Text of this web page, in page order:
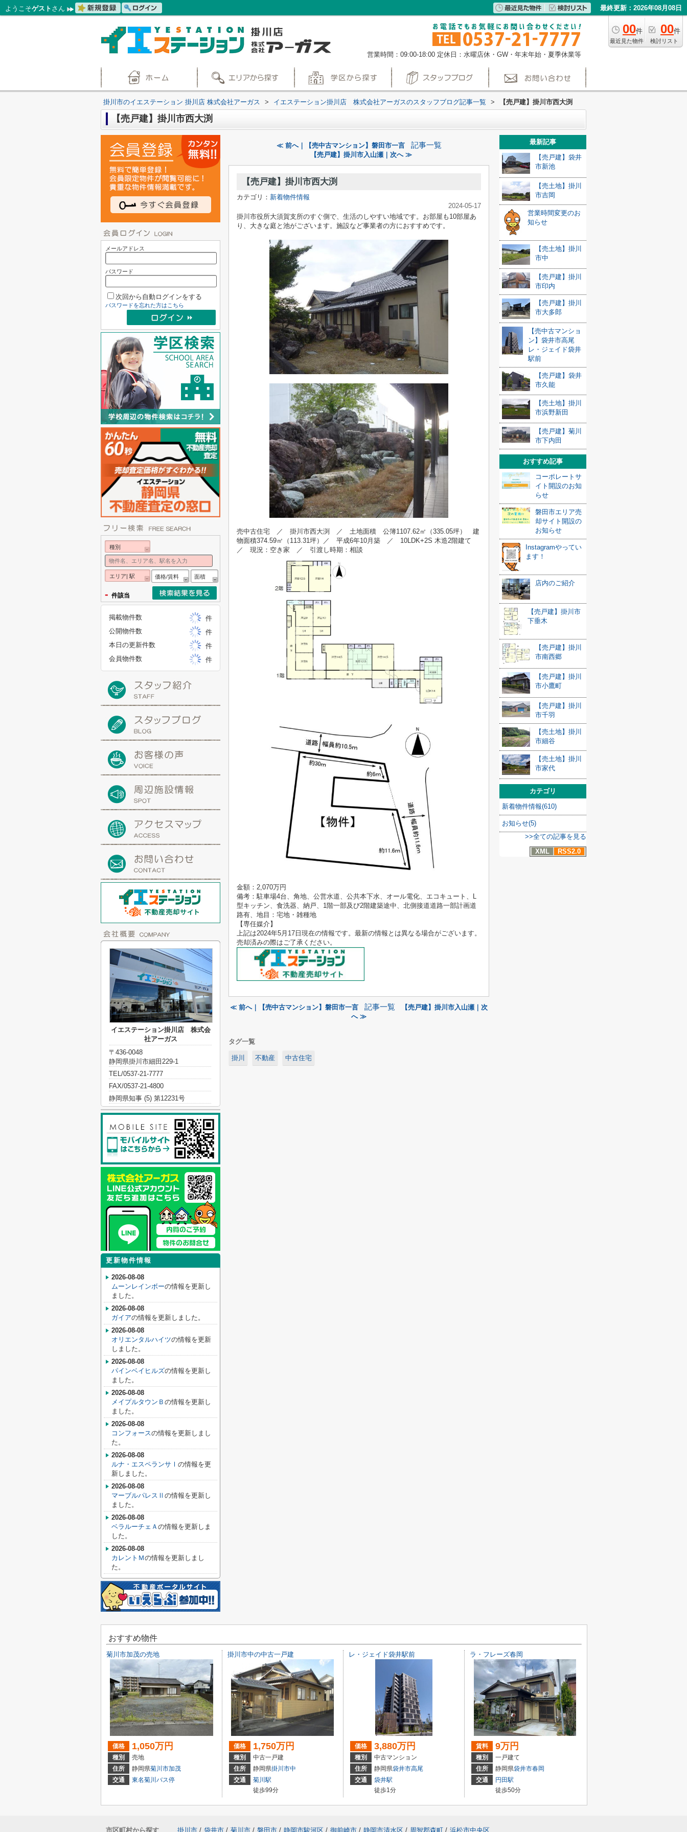
ようこそゲスト さん 最終更新：2026年08月08日
00件
最近見た物件
00件
検討リスト
営業時間：09:00-18:00 定休日：水曜店休・GW・年末年始・夏季休業等
掛川市のイエステーション 掛川店 株式会社アーガス > イエステーション掛川店 株式会社アーガスのスタッフブログ記事一覧 > 【売戸建】掛川市西大渕
【売戸建】掛川市西大渕
≪ 前へ｜【売中古マンション】磐田市一言 記事一覧
【売戸建】掛川市入山瀬｜次へ ≫
【売戸建】掛川市西大渕
カテゴリ： 新着物件情報
2024-05-17
掛川市役所大須賀支所のすぐ側で、生活のしやすい地域です。お部屋も10部屋あ
り、大きな庭と池がございます。施設など事業者の方におすすめです。
売中古住宅 ／ 掛川市西大渕 ／ 土地面積 公簿1107.62㎡ （335.05坪） 建
物面積374.59㎡（113.31坪）／ 平成6年10月築
／ 10LDK+2S 木造2階建て
／ 現況：空き家 ／ 引渡し時期：相談
金額：2,070万円
備考： 駐車場4台、角地、公営水道、公共本下水、オール電化、エコキュート、L
型キッチン、食洗器、納戸、1階一部及び2階建築途中、北側接道道路一部計画道
路有、地目：宅地・雑種地
【専任媒介】
上記は2024年5 月17日現在の情報です。最新の情報とは異なる場合がございます。
売却済みの際はご了承ください。
≪ 前へ｜【売中古マンション】磐田市一言 記事一覧
【売戸建】掛川市入山瀬｜次
へ ≫
タグ一覧
掛川 不動産 中古住宅
最新記事
【売戸建】袋井
市新池
【売土地】掛川
市吉岡
営業時間変更のお
知らせ
【売土地】掛川
市中
【売戸建】掛川
市印内
【売戸建】掛川
市大多郎
【売中古マンショ
ン】袋井市高尾
レ・ジェイド袋井
駅前
【売戸建】袋井
市久能
【売土地】掛川
市浜野新田
【売戸建】菊川
市下内田
おすすめ記事
コーポレートサ
イト開設のお知
らせ
磐田市エリア売
却サイト開設の
お知らせ
Instagramやってい
ます！
店内のご紹介
【売戸建】掛川市
下垂木
【売戸建】掛川
市南西郷
【売戸建】掛川
市小鷹町
【売戸建】掛川
市千羽
【売土地】掛川
市細谷
【売土地】掛川
市家代
カテゴリ
新着物件情報(610)
お知らせ(5)
>>全ての記事を見る
XML
RSS2.0
メールアドレス
パスワード
次回から自動ログインをする
パスワードを忘れた方はこちら
種別
エリア| 駅 価格/賃料 面積
- 件該当
掲載物件数
件
公開物件数
件
本日の更新件数
件
会員物件数
件
イエステーション掛川店 株式会
社アーガス
〒436-0048
静岡県掛川市細田229-1
TEL/0537-21-7777
FAX/0537-21-4800
静岡県知事 (5) 第12231号
更新物件情報
2026-08-08
ムーンレインボーの情報を更新し
ました。
2026-08-08
ガイアの情報を更新しました。
2026-08-08
オリエンタルハイツの情報を更新
しました。
2026-08-08
パインベイヒルズの情報を更新し
ました。
2026-08-08
メイプルタウンＢ の情報を更新し
ました。
2026-08-08
コンフォースの情報を更新しまし
た。
2026-08-08
ルナ・エスペランサⅠ の情報を更
新しました。
2026-08-08
マーブルパレスⅡ の情報を更新し
ました。
2026-08-08
ベラルーチェＡ の情報を更新しま
した。
2026-08-08
カレントＭの情報を更新しまし
た。
おすすめ物件
菊川市加茂の売地
価格 1,050万円
種別
売地
住所
静岡県菊川市加茂
交通
東名菊川バス停
掛川市中の中古一戸建
価格 1,750万円
種別
中古一戸建
住所
静岡県掛川市中
交通
菊川駅
徒歩99分
レ・ジェイド袋井駅前
価格 3,880万円
種別
中古マンション
住所
静岡県袋井市高尾
交通
袋井駅
徒歩1分
ラ・フレーズ春岡
賃料 9万円
種別
一戸建て
住所
静岡県袋井市春岡
交通
円田駅
徒歩50分
市区町村から探す 掛川市 / 袋井市 / 菊川市 / 磐田市 / 静岡市駿河区 / 御前崎市 / 静岡市清水区 / 周智郡森町 / 浜松市中央区